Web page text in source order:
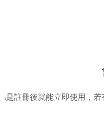
是註冊後就能立即使用，